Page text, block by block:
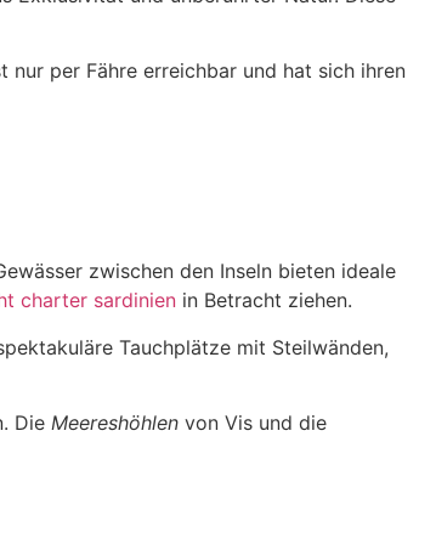
nur per Fähre erreichbar und hat sich ihren
zwischen den Inseln bieten ideale
charter sardinien in Betracht ziehen.
Tauchplätze mit Steilwänden,
Die Meereshöhlen von Vis und die